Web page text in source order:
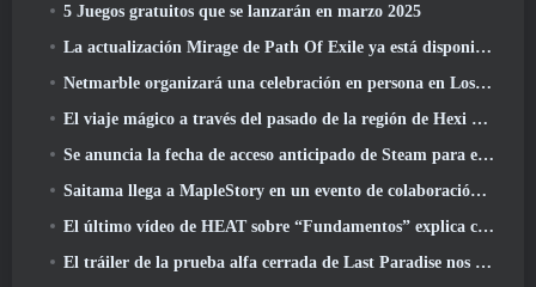
5 Juegos gratuitos que se lanzarán en marzo 2025
La actualización Mirage de Path Of Exile ya está disponible
Netmarble organizará una celebración en persona en Los Ángeles. Antes de los siete pecados capitales: Lanzamiento de origen
El viaje mágico a través del pasado de la región de Hexi comienza donde los vientos se encuentran hoy
Se anuncia la fecha de acceso anticipado de Steam para el ARPG Crystalfall de Steampunk
Saitama llega a MapleStory en un evento de colaboración con One-Punch Man
El último vídeo de HEAT sobre “Fundamentos” explica cómo trabajan juntos los agentes y los tanques
El tráiler de la prueba alfa cerrada de Last Paradise nos recuerda cómo es realmente sobrevivir al Apocalipsis zombi